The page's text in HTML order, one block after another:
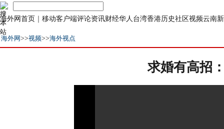
海外网首页 ｜ 移动客户端评论资讯财经华人 台湾香港历史社区视频云南
海外网>>视频>>海外视点
求婚有高招